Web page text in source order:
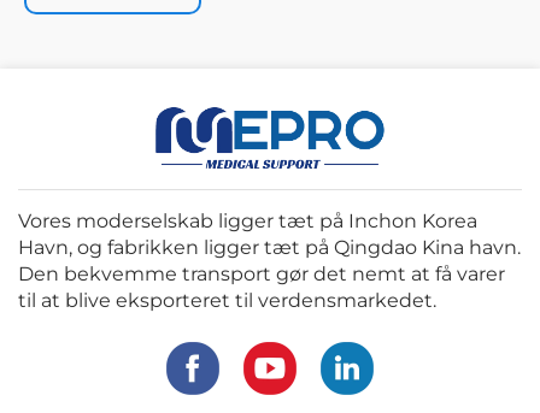
Vores moderselskab ligger tæt på Inchon Korea
Havn, og fabrikken ligger tæt på Qingdao Kina havn.
Den bekvemme transport gør det nemt at få varer
til at blive eksporteret til verdensmarkedet.